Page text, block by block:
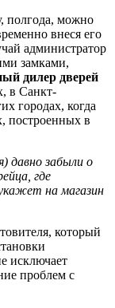
полгода, можно
внеся его
администратор
замками,
дилер дверей
в Санкт-
городах, когда
построенных в
забыли о
где
на магазин
который
исключает
проблем с